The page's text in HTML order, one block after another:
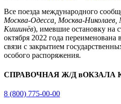
Все поезда международного
Москва-Одесса, Москва-Николаев,
Кишинёв), имевшие остановку на
октября 2022 года
связи с закрытием
особого распоряжения.
СПРАВОЧНАЯ Ж/Д вОКЗАЛА
8 (800) 775-00-00